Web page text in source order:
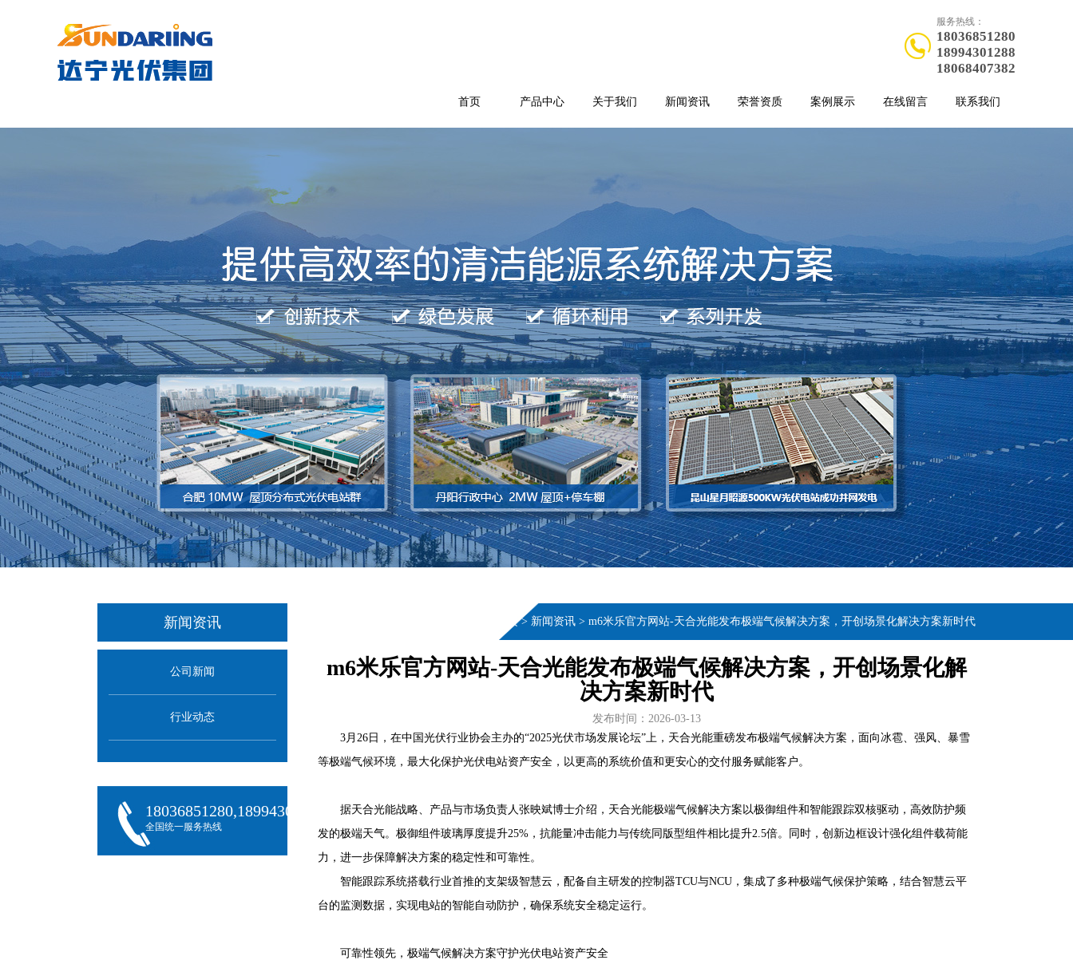
服务热线：
18036851280
18994301288
18068407382
首页 产品中心 关于我们 新闻资讯 荣誉资质 案例展示 在线留言 联系我们
新闻资讯
公司新闻
行业动态
18036851280,18994301288,18068407382
全国统一服务热线
首页> 新闻资讯 > m6米乐官方网站-天合光能发布极端气候解决方案，开创场景化解决方案新时代
m6米乐官方网站-天合光能发布极端气候解决方案，开创场景化解
决方案新时代
发布时间：2026-03-13
3月26日，在中国光伏行业协会主办的“2025光伏市场发展论坛”上，天合光能重磅发布极端气候解决方案，面向冰雹、强风、暴雪
等极端气候环境，最大化保护光伏电站资产安全，以更高的系统价值和更安心的交付服务赋能客户。
据天合光能战略、产品与市场负责人张映斌博士介绍，天合光能极端气候解决方案以极御组件和智能跟踪双核驱动，高效防护频
发的极端天气。极御组件玻璃厚度提升25%，抗能量冲击能力与传统同版型组件相比提升2.5倍。同时，创新边框设计强化组件载荷能
力，进一步保障解决方案的稳定性和可靠性。
智能跟踪系统搭载行业首推的支架级智慧云，配备自主研发的控制器TCU与NCU，集成了多种极端气候保护策略，结合智慧云平
台的监测数据，实现电站的智能自动防护，确保系统安全稳定运行。
可靠性领先，极端气候解决方案守护光伏电站资产安全